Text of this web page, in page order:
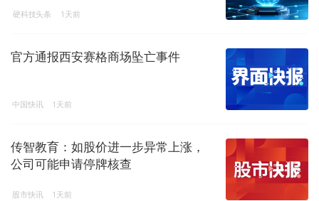
硬科技头条 1天前
官方通报西安赛格商场坠亡事件
中国快讯 1天前
传智教育：如股价进一步异常上涨，
公司可能申请停牌核查
股市快讯 1天前